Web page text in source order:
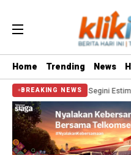
Home Trending News
BREAKING NEWS
2026? Segini Estimasi Biaya